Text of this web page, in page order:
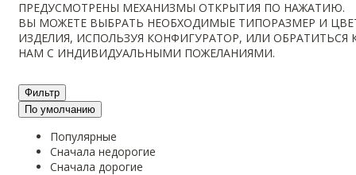
ПРЕДУСМОТРЕНЫ МЕХАНИЗМЫ ОТКРЫТИЯ ПО НАЖАТИЮ.
ВЫ МОЖЕТЕ ВЫБРАТЬ НЕОБХОДИМЫЕ ТИПОРАЗМЕР И
ИЗДЕЛИЯ, ИСПОЛЬЗУЯ КОНФИГУРАТОР, ИЛИ ОБРАТИТЬСЯ
НАМ С ИНДИВИДУАЛЬНЫМИ ПОЖЕЛАНИЯМИ.
Фильтр
По умолчанию
Популярные
Сначала недорогие
Сначала дорогие